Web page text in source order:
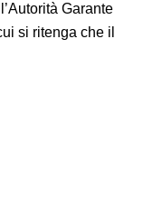
Garante
si ritenga che il